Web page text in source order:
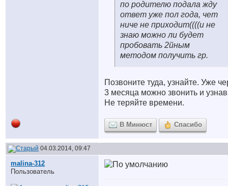
по родителю подала жду
ответ уже пол года, чет
ниче не приходит((((и не
знаю можно ли будет
пробовать 2йным
методом получить гр.
Позвоните туда, узнайте. Уже
3 месяца можно звонить и
Не теряйте времени.
В Минюст Спасибо
04.03.2014, 09:47
malina-312
Пользователь